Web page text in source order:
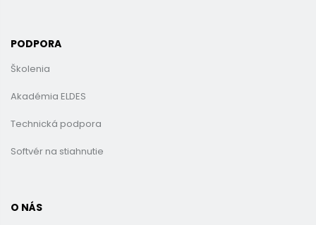
PODPORA
Školenia
Akadémia ELDES
Technická podpora
Softvér na stiahnutie
O NÁS